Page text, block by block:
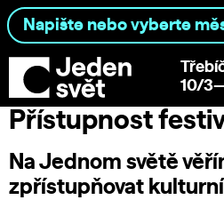
10/
Přístupnost
Na Jednom světě
zpřístupňovat kulturní